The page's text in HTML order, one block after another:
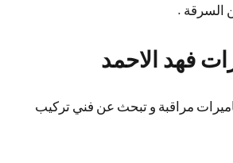
السرقة .
فهد الاحمد
مراقبة و تبحث عن فني تركيب